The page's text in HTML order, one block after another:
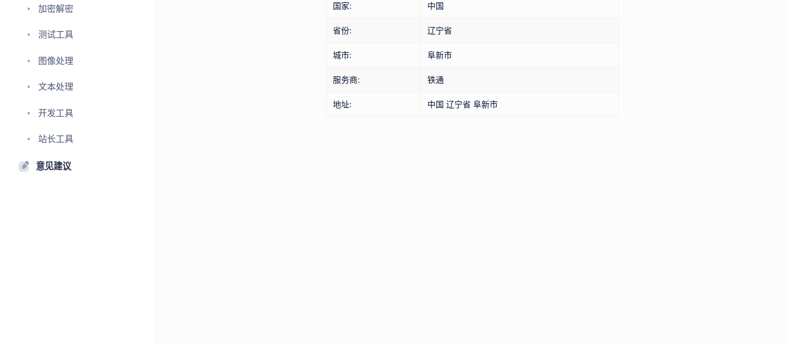
加密解密
测试工具
图像处理
文本处理
开发工具
站长工具
意见建议
国家: 中国
省份: 辽宁省
城市: 阜新市
服务商: 铁通
地址: 中国 辽宁省 阜新市